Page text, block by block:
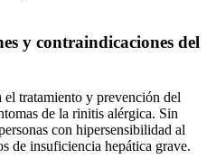
y contraindicaciones del
tratamiento y prevención del
de la rinitis alérgica. Sin
con hipersensibilidad al
de insuficiencia hepática grave.